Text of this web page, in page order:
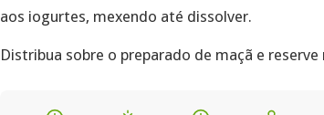
aos iogurtes, mexendo até dissolver.
Distribua sobre o preparado de maçã e